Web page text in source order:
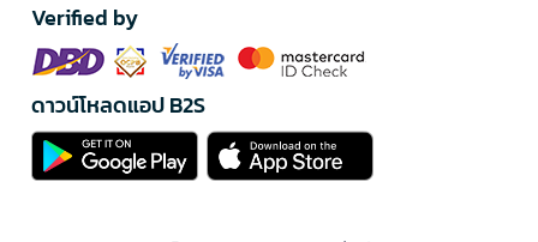
Verified by
ดาวน์โหลดแอป B2S